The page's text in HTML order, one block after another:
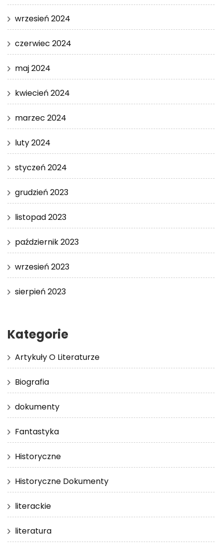
wrzesień 2024
czerwiec 2024
maj 2024
kwiecień 2024
marzec 2024
luty 2024
styczeń 2024
grudzień 2023
listopad 2023
październik 2023
wrzesień 2023
sierpień 2023
Kategorie
Artykuły O Literaturze
Biografia
dokumenty
Fantastyka
Historyczne
Historyczne Dokumenty
literackie
literatura